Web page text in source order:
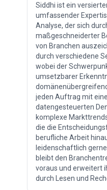
Siddhi ist ein
umfassender
Analyse, der sich
maßgeschneiderter
von Branchen
durch verschiedene
wobei der
umsetzbarer
jeden Auftrag mit
datengesteuerten
komplexe
die die
berufliche Arbeit
leidenschaftlich
bleibt den
voraus und erweitert
durch Lesen und